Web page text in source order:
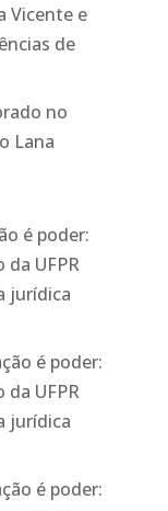
Vicente e
de
no
Lana
é poder:
UFPR
jurídica
é poder:
UFPR
jurídica
é poder: